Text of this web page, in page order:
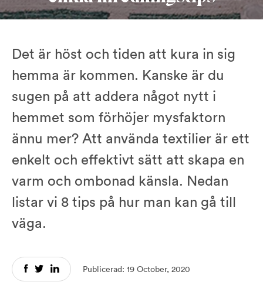
Det är höst och tiden att kura in sig
hemma är kommen. Kanske är du
sugen på att addera något nytt i
hemmet som förhöjer mysfaktorn
ännu mer? Att använda textilier är ett
enkelt och effektivt sätt att skapa en
varm och ombonad känsla. Nedan
listar vi 8 tips på hur man kan gå till
väga.
Publicerad: 19 October, 2020